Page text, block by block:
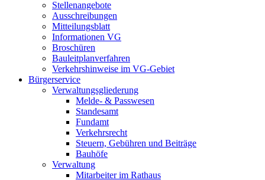
Stellenangebote
Ausschreibungen
Mitteilungsblatt
Informationen VG
Broschüren
Bauleitplanverfahren
Verkehrshinweise im VG-Gebiet
Bürgerservice
Verwaltungsgliederung
Melde- & Passwesen
Standesamt
Fundamt
Verkehrsrecht
Steuern, Gebühren und Beiträge
Bauhöfe
Verwaltung
Mitarbeiter im Rathaus